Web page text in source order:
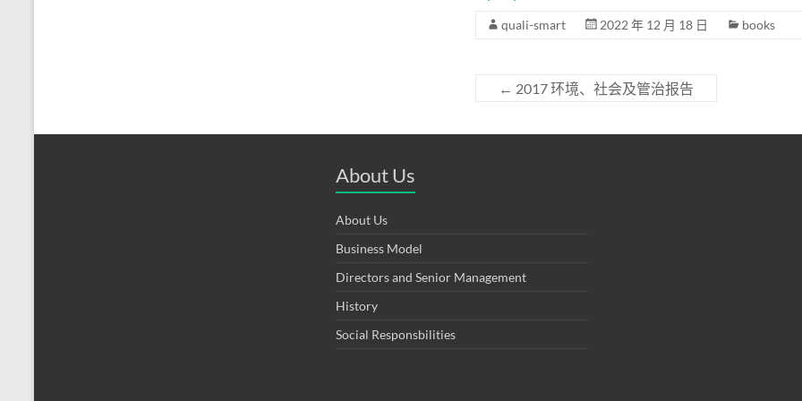
quali-smart 2022 年 12 月 18 日 books
← 2017 环境、社会及管治报告
About Us
About Us
Business Model
Directors and Senior Management
History
Social Responsbilities